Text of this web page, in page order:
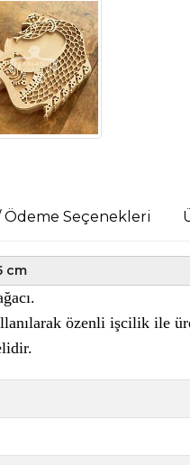
Ödeme Seçenekleri
cm
özenli işcilik ile